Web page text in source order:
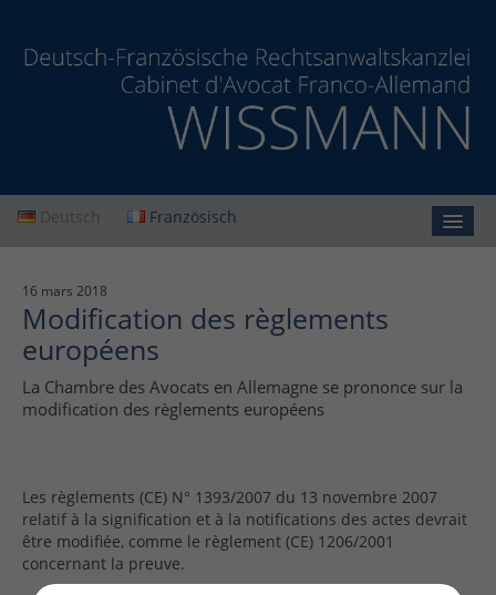
Deutsch Französisch
Cabinet
Prestations
Actualités
Protection des données
Mentions légales
16 mars 2018
Modification des règlements
européens
La Chambre des Avocats en Allemagne se prononce sur la
modification des règlements européens
Les règlements (CE) N° 1393/2007 du 13 novembre 2007
relatif à la signification et à la notifications des actes devrait
être modifiée, comme le règlement (CE) 1206/2001
concernant la preuve.